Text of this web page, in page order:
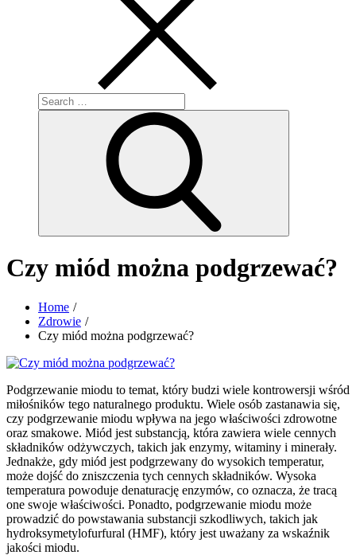
Search
for:
Czy miód można podgrzewać?
Home
Zdrowie
Czy miód można podgrzewać?
Podgrzewanie miodu to temat, który budzi wiele kontrowersji wśród
miłośników tego naturalnego produktu. Wiele osób zastanawia się,
czy podgrzewanie miodu wpływa na jego właściwości zdrowotne
oraz smakowe. Miód jest substancją, która zawiera wiele cennych
składników odżywczych, takich jak enzymy, witaminy i minerały.
Jednakże, gdy miód jest podgrzewany do wysokich temperatur,
może dojść do zniszczenia tych cennych składników. Wysoka
temperatura powoduje denaturację enzymów, co oznacza, że tracą
one swoje właściwości. Ponadto, podgrzewanie miodu może
prowadzić do powstawania substancji szkodliwych, takich jak
hydroksymetylofurfural (HMF), który jest uważany za wskaźnik
jakości miodu.